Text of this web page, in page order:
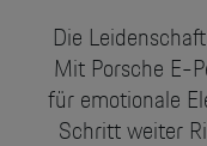
Service & Zubehör
Wir über uns
Newsletter abonnieren
YouTube Channel
Die
Mit Porsche E-
für emotionale
Schritt weiter